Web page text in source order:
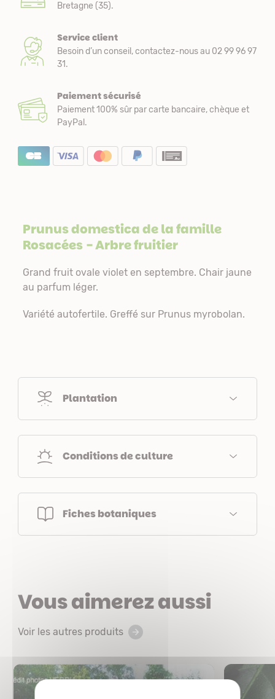
Bretagne (35).
Service client
Besoin d’un conseil, contactez-nous au 02 99 96 97
31.
Paiement sécurisé
Paiement 100% sûr par carte bancaire, chèque et
PayPal.
Prunus domestica de la famille
Rosacées- Arbre fruitier
Grand fruit ovale violet en septembre. Chair jaune
au parfum léger.
Variété autofertile. Greffé sur Prunus myrobolan.
Plantation
Conditions de culture
Fiches botaniques
Vous aimerez aussi
Voir les autres produits